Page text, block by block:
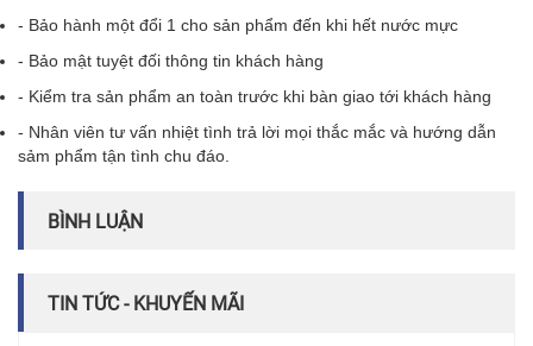
- Bảo hành một đổi 1 cho sản phẩm đến khi hết nước mực
- Bảo mật tuyệt đối thông tin khách hàng
- Kiểm tra sản phẩm an toàn trước khi bàn giao tới khách hàng
- Nhân viên tư vấn nhiệt tình trả lời mọi thắc mắc và hướng dẫn
sảm phẩm tận tình chu đáo.
BÌNH LUẬN
TIN TỨC - KHUYẾN MÃI